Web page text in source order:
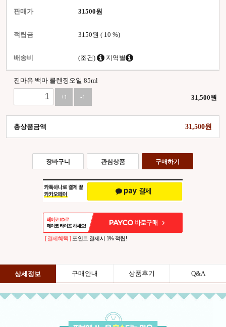
판매가 31500원
적립금 3150원 ( 10 %)
배송비 (조건) 지역별
진마유 백마 클렌징오일 85ml
+1 -1 31,500원
총상품금액 31,500
장바구니 관심상품 구매하기
[ 결제혜택 ] 포인트 결제시 1% 적립!
상세정보 구매안내 상품후기 Q&A